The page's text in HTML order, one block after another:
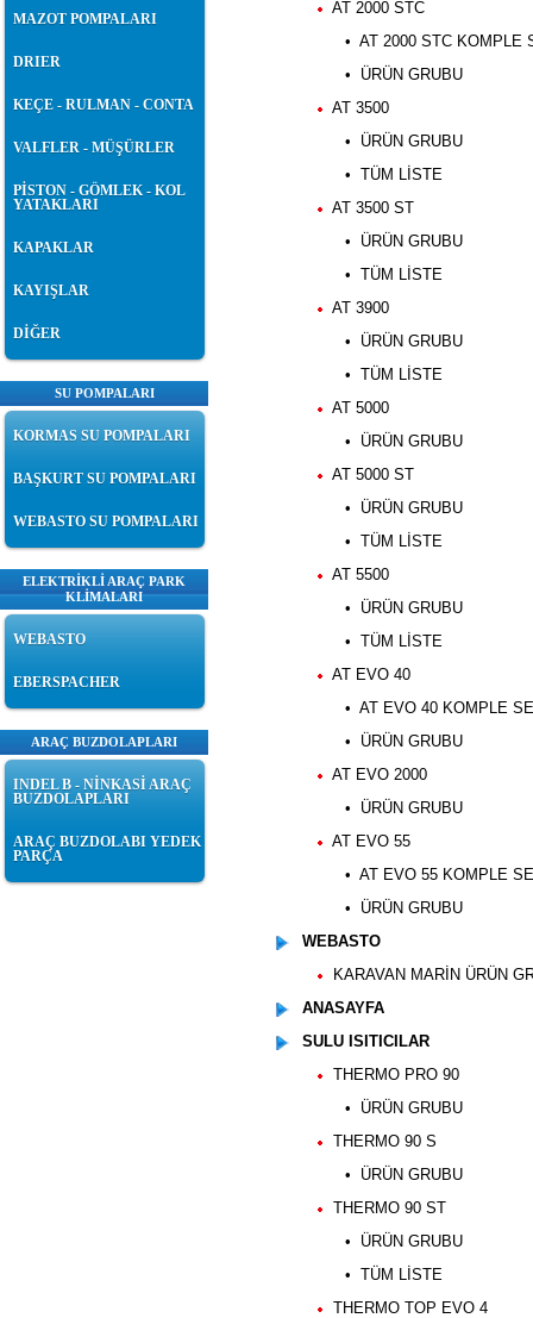
MAZOT POMPALARI
DRIER
KEÇE - RULMAN - CONTA
VALFLER - MÜŞÜRLER
PİSTON - GÖMLEK - KOL
YATAKLARI
KAPAKLAR
KAYIŞLAR
DİĞER
SU POMPALARI
KORMAS SU POMPALARI
BAŞKURT SU POMPALARI
WEBASTO SU POMPALARI
ELEKTRİKLİ ARAÇ PARK
KLİMALARI
WEBASTO
EBERSPACHER
ARAÇ BUZDOLAPLARI
INDEL B - NİNKASİ ARAÇ
BUZDOLAPLARI
ARAÇ BUZDOLABI YEDEK
PARÇA
AT 2000 STC
• AT 2000 STC KOMPLE
• ÜRÜN GRUBU
AT 3500
• ÜRÜN GRUBU
• TÜM LİSTE
AT 3500 ST
• ÜRÜN GRUBU
• TÜM LİSTE
AT 3900
• ÜRÜN GRUBU
• TÜM LİSTE
AT 5000
• ÜRÜN GRUBU
AT 5000 ST
• ÜRÜN GRUBU
• TÜM LİSTE
AT 5500
• ÜRÜN GRUBU
• TÜM LİSTE
AT EVO 40
• AT EVO 40 KOMPLE
• ÜRÜN GRUBU
AT EVO 2000
• ÜRÜN GRUBU
AT EVO 55
• AT EVO 55 KOMPLE
• ÜRÜN GRUBU
WEBASTO
KARAVAN MARİN ÜRÜN
ANASAYFA
SULU ISITICILAR
THERMO PRO 90
• ÜRÜN GRUBU
THERMO 90 S
• ÜRÜN GRUBU
THERMO 90 ST
• ÜRÜN GRUBU
• TÜM LİSTE
THERMO TOP EVO 4